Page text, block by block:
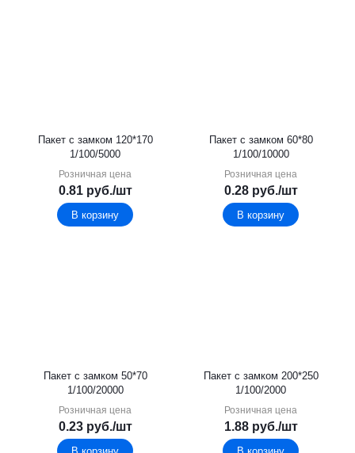
Пакет с замком 120*170
1/100/5000
Розничная цена
0.81руб./шт
В корзину
Пакет с замком 60*80
1/100/10000
Розничная цена
0.28руб./шт
В корзину
Пакет с замком 50*70
1/100/20000
Розничная цена
0.23руб./шт
Пакет с замком 200*250
1/100/2000
Розничная цена
1.88руб./шт